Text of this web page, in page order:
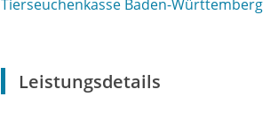
Tierseuchenkasse Baden-Württemberg
Leistungsdetails